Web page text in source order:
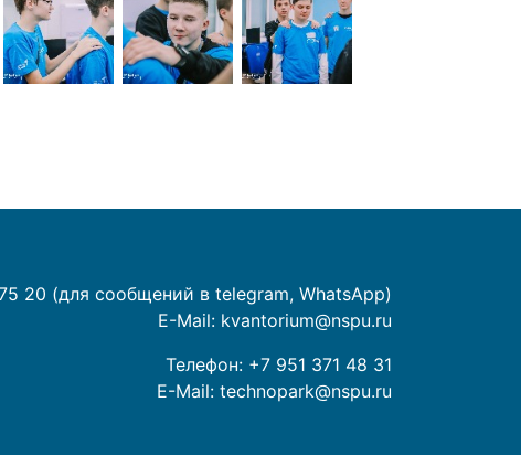
20 (для сообщений в telegram, WhatsApp)
E-Mail: kvantorium@nspu.ru
Телефон: +7 951 371 48 31
E-Mail: technopark@nspu.ru